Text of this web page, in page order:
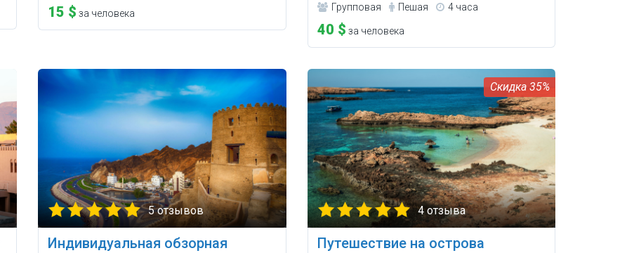
15 $ за человека
Групповая Пешая 4 часа
40 $ за человека
5 отзывов
Индивидуальная обзорная
35%
4 отзыва
Путешествие на острова